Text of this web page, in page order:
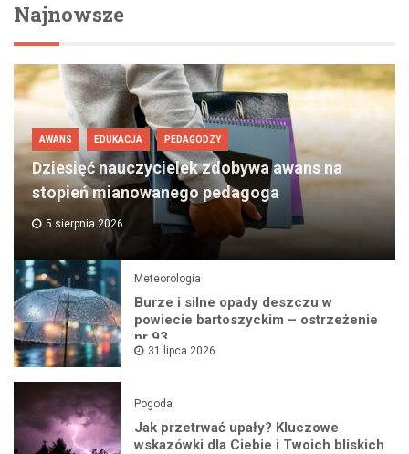
Najnowsze
AWANS EDUKACJA PEDAGODZY
Dziesięć nauczycielek zdobywa awans na
stopień mianowanego pedagoga
5 sierpnia 2026
Meteorologia
Burze i silne opady deszczu w
powiecie bartoszyckim – ostrzeżenie
nr 93
31 lipca 2026
Pogoda
Jak przetrwać upały? Kluczowe
wskazówki dla Ciebie i Twoich bliskich